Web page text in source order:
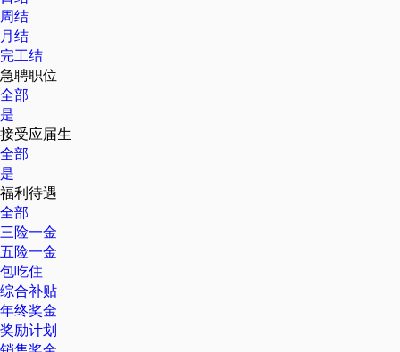
周结
月结
完工结
急聘职位
全部
是
接受应届生
全部
是
福利待遇
全部
三险一金
五险一金
包吃住
综合补贴
年终奖金
奖励计划